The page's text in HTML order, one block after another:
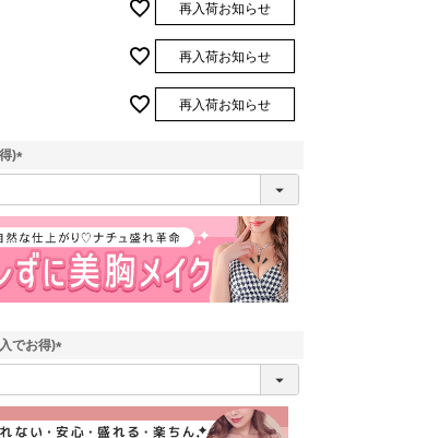
再入荷お知らせ
再入荷お知らせ
再入荷お知らせ
)
(
須
)
でお得)
(
須
)